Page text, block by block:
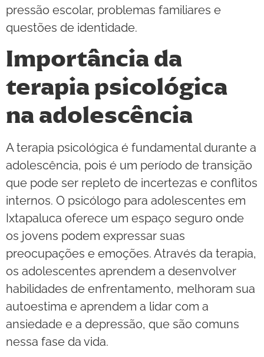
pressão escolar, problemas familiares e
questões de identidade.
Importância da
terapia psicológica
na adolescência
A terapia psicológica é fundamental durante a
adolescência, pois é um período de transição
que pode ser repleto de incertezas e conflitos
internos. O psicólogo para adolescentes em
Ixtapaluca oferece um espaço seguro onde
os jovens podem expressar suas
preocupações e emoções. Através da terapia,
os adolescentes aprendem a desenvolver
habilidades de enfrentamento, melhoram sua
autoestima e aprendem a lidar com a
ansiedade e a depressão, que são comuns
nessa fase da vida.